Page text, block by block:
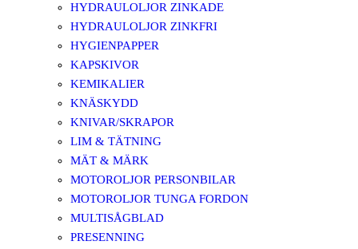
HYDRAULOLJOR ZINKADE
HYDRAULOLJOR ZINKFRI
HYGIENPAPPER
KAPSKIVOR
KEMIKALIER
KNÄSKYDD
KNIVAR/SKRAPOR
LIM & TÄTNING
MÄT & MÄRK
MOTOROLJOR PERSONBILAR
MOTOROLJOR TUNGA FORDON
MULTISÅGBLAD
PRESENNING